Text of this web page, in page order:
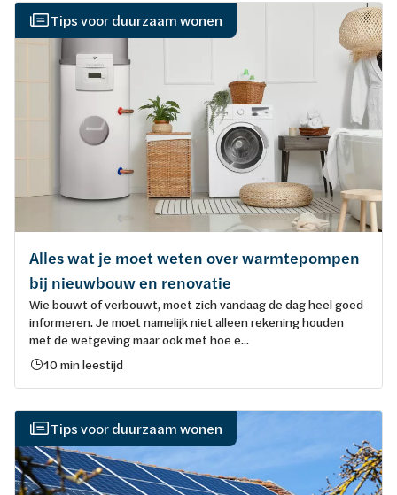
Tips voor duurzaam wonen
Alles wat je moet weten over warmtepompen
bij nieuwbouw en renovatie
Wie bouwt of verbouwt, moet zich vandaag de dag heel goed
informeren. Je moet namelijk niet alleen rekening houden
met de wetgeving maar ook met hoe e...
10 min leestijd
Tips voor duurzaam wonen